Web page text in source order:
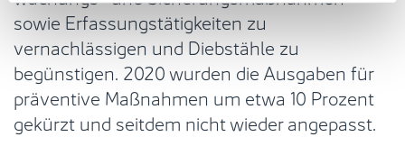
sowie Erfassungstätigkeiten zu
vernachlässigen und Diebstähle zu
begünstigen. 2020 wurden die Ausgaben für
präventive Maßnahmen um etwa 10 Prozent
gekürzt und seitdem nicht wieder angepasst.